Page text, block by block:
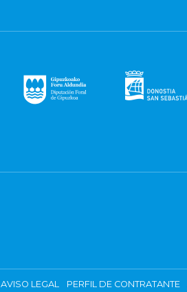
AVISO LEGAL PERFIL DE CONTRATANTE